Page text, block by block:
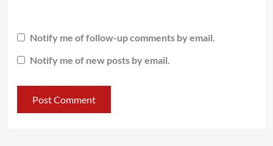
Notify me of follow-up comments by email.
Notify me of new posts by email.